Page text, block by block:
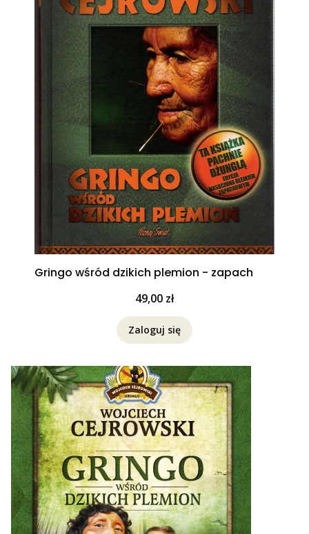
Gringo wśród dzikich plemion - zapach
Cena
49,00 zł
Zaloguj się